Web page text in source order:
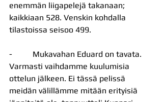
enemmän liigapelejä takanaan;
kaikkiaan 528. Venskin kohdalla
tilastoissa seisoo 499.
-          Mukavahan Eduard on tavata.
Varmasti vaihdamme kuulumisia
ottelun jälkeen. Ei tässä pelissä
meidän välillämme mitään erityisiä